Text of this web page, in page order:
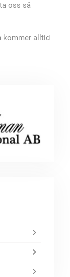
oss så
kommer alltid